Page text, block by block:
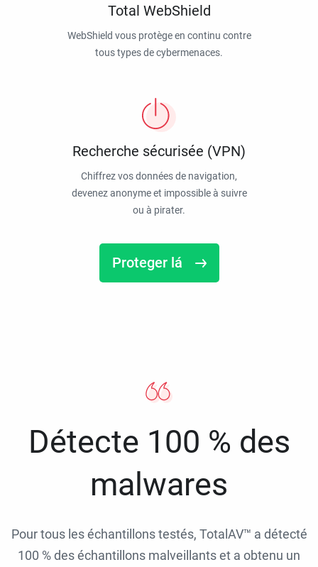
Total WebShield
WebShield vous protège en continu contre
tous types de cybermenaces.
Recherche sécurisée (VPN)
Chiffrez vos données de navigation,
devenez anonyme et impossible à suivre
ou à pirater.
Proteger lá
Détecte 100 % des
malwares
Pour tous les échantillons testés, TotalAV™ a détecté
100 % des échantillons malveillants et a obtenu un